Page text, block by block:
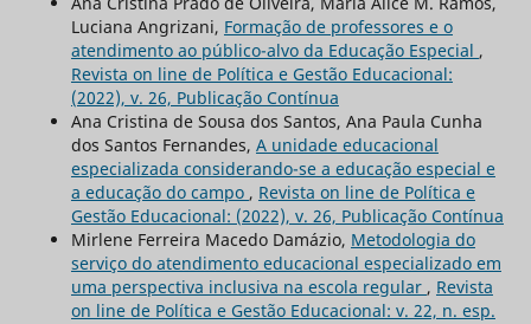
Luciana Angrizani, Formação de professores e o
atendimento ao público-alvo da Educação Especial ,
Revista on line de Política e Gestão Educacional:
(2022), v. 26, Publicação Contínua
Ana Cristina de Sousa dos Santos, Ana Paula Cunha
dos Santos Fernandes, A unidade educacional
especializada considerando-se a educação especial e
a educação do campo , Revista on line de Política e
Gestão Educacional: (2022), v. 26, Publicação Contínua
Mirlene Ferreira Macedo Damázio, Metodologia do
serviço do atendimento educacional especializado em
uma perspectiva inclusiva na escola regular , Revista
on line de Política e Gestão Educacional: v. 22, n. esp.